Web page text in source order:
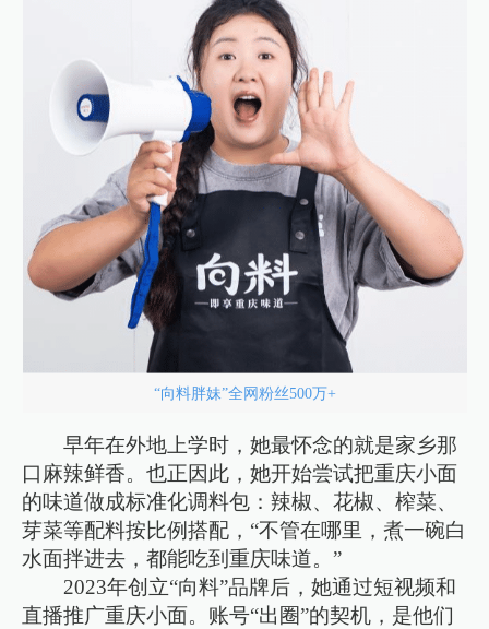
“向料胖妹”全网粉丝500万+
早年在外地上学时，她最怀念的就是家乡那
口麻辣鲜香。也正因此，她开始尝试把重庆小面
的味道做成标准化调料包：辣椒、花椒、榨菜、
芽菜等配料按比例搭配，“不管在哪里，煮一碗白
水面拌进去，都能吃到重庆味道。”
2023年创立“向料”品牌后，她通过短视频和
直播推广重庆小面。账号“出圈”的契机，是他们